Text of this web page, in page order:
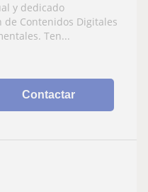
y dedicado
Contenidos Digitales
Ten...
Contactar